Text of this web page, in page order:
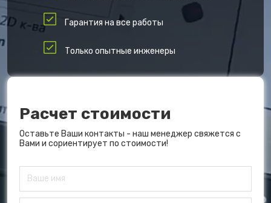
Гарантия на все работы
Только опытные инженеры
Расчет стоимости
Оставьте Ваши контакты - наш менеджер свяжется с
Вами и сориентирует по стоимости!